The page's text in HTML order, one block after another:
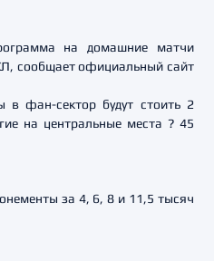
на домашние матчи
сообщает официальный сайт
в фан-сектор будут стоить 2
на центральные места ? 45
за 4, 6, 8 и 11,5 тысяч